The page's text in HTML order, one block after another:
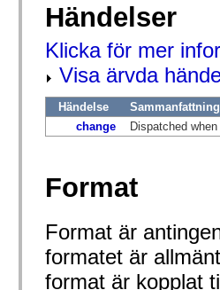
Händelser
Klicka för mer
Visa ärvda
Händelse
Sammanfattning
change
Dispatched
Format
Format är
formatet är
format är kopplat